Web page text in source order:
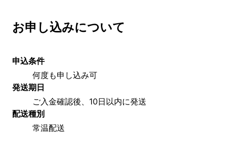
お申し込みについて
申込条件
何度も申し込み可
発送期日
ご入金確認後、10日以内に発送
配送種別
常温配送